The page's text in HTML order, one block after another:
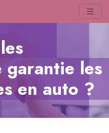
garantie les
en auto ?